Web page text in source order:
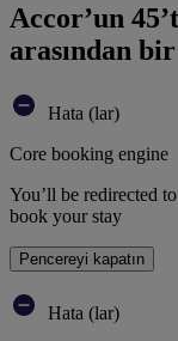
Accor’un
arasından
Hata (lar)
Core booking engine
You’ll be redirected
book your stay
Pencereyi kapatın
Hata (lar)